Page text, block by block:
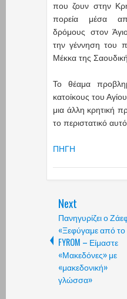
που ζουν στην
πορεία μέσα
δρόμους στον
την γέννηση του
Μέκκα της
Το θέαμα
κατοίκους του
μια άλλη κρητική
το περιστατικό
ΠΗΓΗ
Next
Πανηγυρίζει ο
«Ξεφύγαμε από το
FYROM – Είμαστε
«Μακεδόνες» με
«μακεδονική»
γλώσσα»